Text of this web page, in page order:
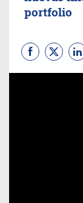
portfolio